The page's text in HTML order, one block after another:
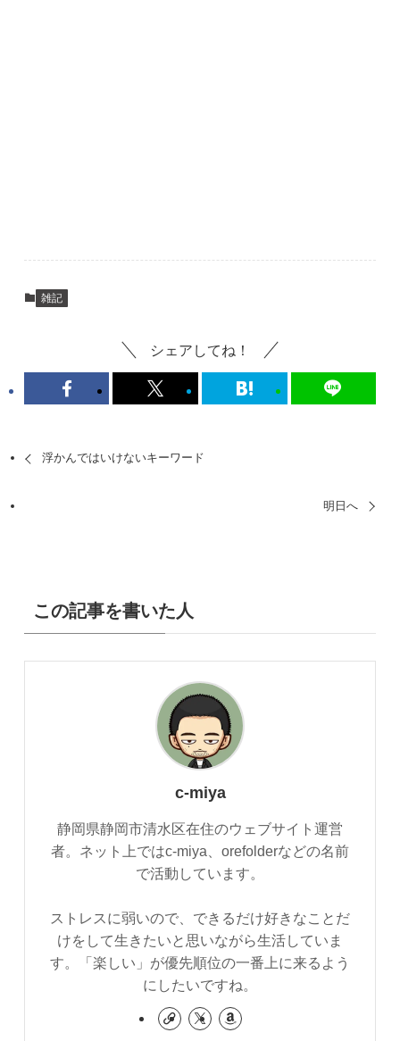
雑記
シェアしてね！
浮かんではいけないキーワード
明日へ
この記事を書いた人
c-miya
静岡県静岡市清水区在住のウェブサイト運営
者。ネット上ではc-miya、orefolderなどの名前
で活動しています。
ストレスに弱いので、できるだけ好きなことだ
けをして生きたいと思いながら生活していま
す。「楽しい」が優先順位の一番上に来るよう
にしたいですね。